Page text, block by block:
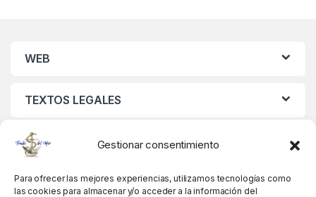
Gestionar consentimiento
Para ofrecer las mejores experiencias, utilizamos tecnologías como
las cookies para almacenar y/o acceder a la información del
WEB
TEXTOS LEGALES
MIS DATOS